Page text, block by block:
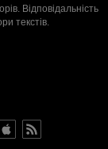
Відповідальність
текстів.